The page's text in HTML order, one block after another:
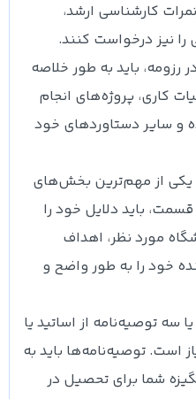
کارشناسی ارشد،
را نیز درخواست کنند.
رزومه، باید به طور خلاصه
کاری، پروژه‌های انجام
و سایر دستاوردهای خود
یکی از مهم‌ترین بخش‌های
باید دلایل خود را
مورد نظر، اهداف
خود را به طور واضح و
سه توصیه‌نامه از اساتید یا
است. توصیه‌نامه‌ها باید به
شما برای تحصیل در